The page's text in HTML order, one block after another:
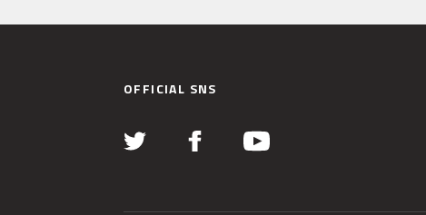
OFFICIAL SNS